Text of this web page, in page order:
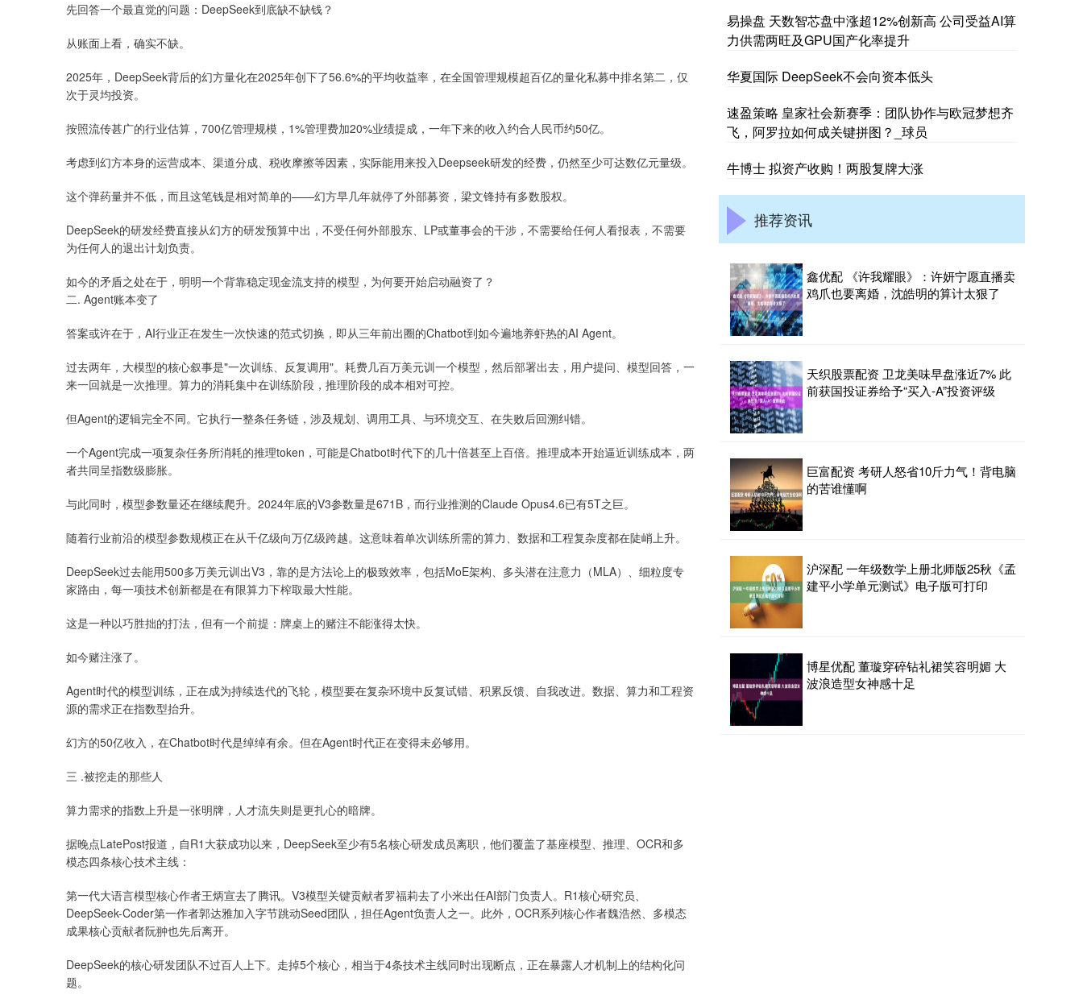
先回答一个最直觉的问题：DeepSeek到底缺不缺钱？
从账面上看，确实不缺。
2025年，DeepSeek背后的幻方量化在2025年创下了56.6%的平均收益率，在全国管理规模超百亿的量化私募中排名第二，仅
次于灵均投资。
按照流传甚广的行业估算，700亿管理规模，1%管理费加20%业绩提成，一年下来的收入约合人民币约50亿。
考虑到幻方本身的运营成本、渠道分成、税收摩擦等因素，实际能用来投入Deepseek研发的经费，仍然至少可达数亿元量级。
这个弹药量并不低，而且这笔钱是相对简单的——幻方早几年就停了外部募资，梁文锋持有多数股权。
DeepSeek的研发经费直接从幻方的研发预算中出，不受任何外部股东、LP或董事会的干涉，不需要给任何人看报表，不需要
为任何人的退出计划负责。
如今的矛盾之处在于，明明一个背靠稳定现金流支持的模型，为何要开始启动融资了？
二. Agent账本变了
答案或许在于，AI行业正在发生一次快速的范式切换，即从三年前出圈的Chatbot到如今遍地养虾热的AI Agent。
过去两年，大模型的核心叙事是"一次训练、反复调用"。耗费几百万美元训一个模型，然后部署出去，用户提问、模型回答，一
来一回就是一次推理。算力的消耗集中在训练阶段，推理阶段的成本相对可控。
但Agent的逻辑完全不同。它执行一整条任务链，涉及规划、调用工具、与环境交互、在失败后回溯纠错。
一个Agent完成一项复杂任务所消耗的推理token，可能是Chatbot时代下的几十倍甚至上百倍。推理成本开始逼近训练成本，两
者共同呈指数级膨胀。
与此同时，模型参数量还在继续爬升。2024年底的V3参数量是671B，而行业推测的Claude Opus4.6已有5T之巨。
随着行业前沿的模型参数规模正在从千亿级向万亿级跨越。这意味着单次训练所需的算力、数据和工程复杂度都在陡峭上升。
DeepSeek过去能用500多万美元训出V3，靠的是方法论上的极致效率，包括MoE架构、多头潜在注意力（MLA）、细粒度专
家路由，每一项技术创新都是在有限算力下榨取最大性能。
这是一种以巧胜拙的打法，但有一个前提：牌桌上的赌注不能涨得太快。
如今赌注涨了。
Agent时代的模型训练，正在成为持续迭代的飞轮，模型要在复杂环境中反复试错、积累反馈、自我改进。数据、算力和工程资
源的需求正在指数型抬升。
幻方的50亿收入，在Chatbot时代是绰绰有余。但在Agent时代正在变得未必够用。
三 .被挖走的那些人
算力需求的指数上升是一张明牌，人才流失则是更扎心的暗牌。
据晚点LatePost报道，自R1大获成功以来，DeepSeek至少有5名核心研发成员离职，他们覆盖了基座模型、推理、OCR和多
模态四条核心技术主线：
第一代大语言模型核心作者王炳宣去了腾讯。V3模型关键贡献者罗福莉去了小米出任AI部门负责人。R1核心研究员、
DeepSeek-Coder第一作者郭达雅加入字节跳动Seed团队，担任Agent负责人之一。此外，OCR系列核心作者魏浩然、多模态
成果核心贡献者阮翀也先后离开。
DeepSeek的核心研发团队不过百人上下。走掉5个核心，相当于4条技术主线同时出现断点，正在暴露人才机制上的结构化问
题。
易操盘 天数智芯盘中涨超12%创新高 公司受益AI算
力供需两旺及GPU国产化率提升
华夏国际 DeepSeek不会向资本低头
速盈策略 皇家社会新赛季：团队协作与欧冠梦想齐
飞，阿罗拉如何成关键拼图？_球员
牛博士 拟资产收购！两股复牌大涨
推荐资讯
鑫优配 《许我耀眼》：许妍宁愿直播卖
鸡爪也要离婚，沈皓明的算计太狠了
天织股票配资 卫龙美味早盘涨近7% 此
前获国投证券给予“买入-A”投资评级
巨富配资 考研人怒省10斤力气！背电脑
的苦谁懂啊
沪深配 一年级数学上册北师版25秋《孟
建平小学单元测试》电子版可打印
博星优配 董璇穿碎钻礼裙笑容明媚 大
波浪造型女神感十足